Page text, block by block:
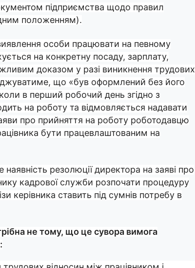
підприємства щодо правил
положенням).
особи працювати на певному
на конкретну посаду, зарплату,
доказом у разі виникнення трудових
що «був оформлений без його
в перший робочий день згідно з
на роботу та відмовляється надавати
про прийняття на роботу роботодавцю
бути працевлаштованим на
резолюції директора на заяві про
кадрової служби розпочати процедуру
керівника ставить під сумнів потребу в
не тому, що це сувора вимога